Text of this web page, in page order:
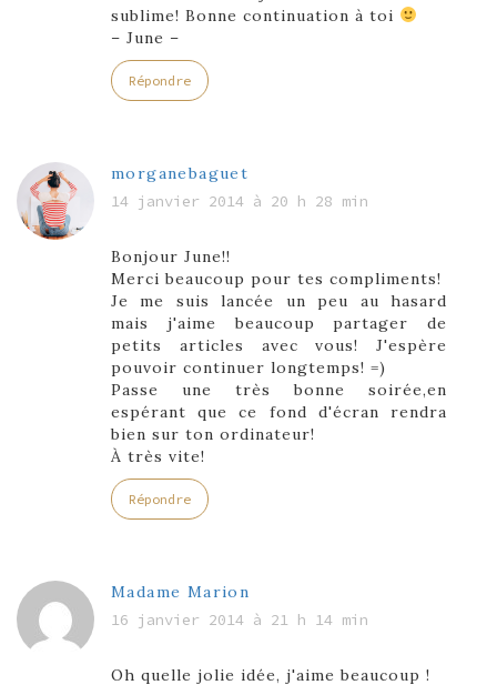
sublime! Bonne continuation à toi
– June –
Répondre
morganebaguet
14 janvier 2014 à 20 h 28 min
Bonjour June!!
Merci beaucoup pour tes compliments!
Je me suis lancée un peu au hasard
mais j'aime beaucoup partager de
petits articles avec vous! J'espère
pouvoir continuer longtemps! =)
Passe une très bonne soirée,en
espérant que ce fond d'écran rendra
bien sur ton ordinateur!
À très vite!
Répondre
Madame Marion
16 janvier 2014 à 21 h 14 min
Oh quelle jolie idée, j'aime beaucoup !